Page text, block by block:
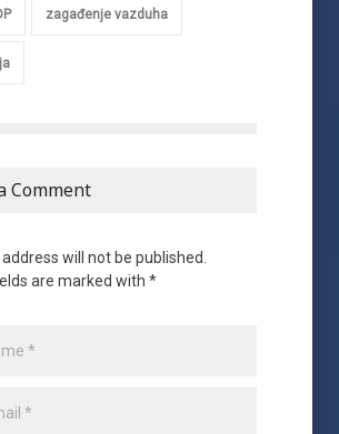
zagađenje vazduha
Comment
will not be published.
are marked with *